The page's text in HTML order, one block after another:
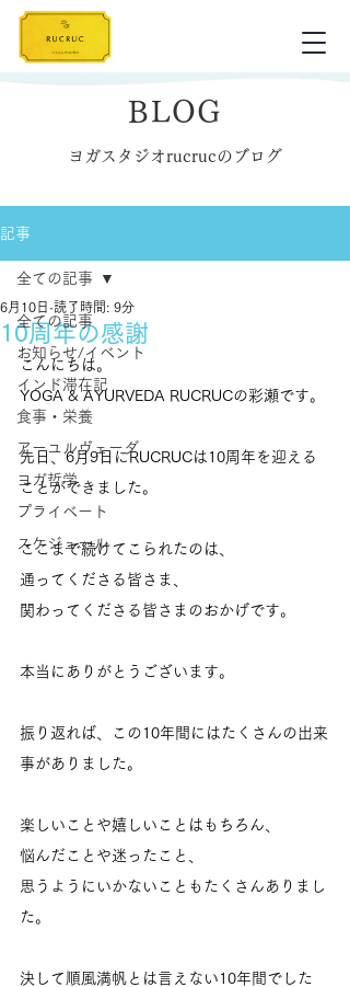
BLOG
ヨガスタジオrucrucのブログ
記事
全ての記事
お知らせ/イベント
インド滞在記
食事・栄養
アーユルヴェーダ
ヨガ哲学
プライベート
スケジュール
全ての記事
10周年の感謝
6月10日 読了時間: 9分
こんにちは。
YOGA & AYURVEDA RUCRUCの彩瀬です。
先日、6月9日にRUCRUCは10周年を迎える
ことができました。
ここまで続けてこられたのは、
通ってくださる皆さま、
関わってくださる皆さまのおかげです。
本当にありがとうございます。
振り返れば、この10年間にはたくさんの出来
事がありました。
楽しいことや嬉しいことはもちろん、
悩んだことや迷ったこと、
思うようにいかないこともたくさんありまし
た。
決して順風満帆とは言えない10年間でした